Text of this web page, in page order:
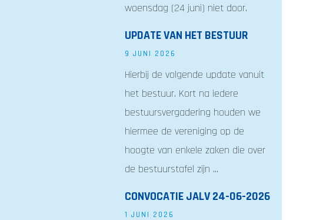
woensdag (24 juni) niet door.
UPDATE VAN HET BESTUUR
9 JUNI 2026
Hierbij de volgende update vanuit
het bestuur. Kort na iedere
bestuursvergadering houden we
hiermee de vereniging op de
hoogte van enkele zaken die over
de bestuurstafel zijn ...
CONVOCATIE JALV 24-06-2026
1 JUNI 2026